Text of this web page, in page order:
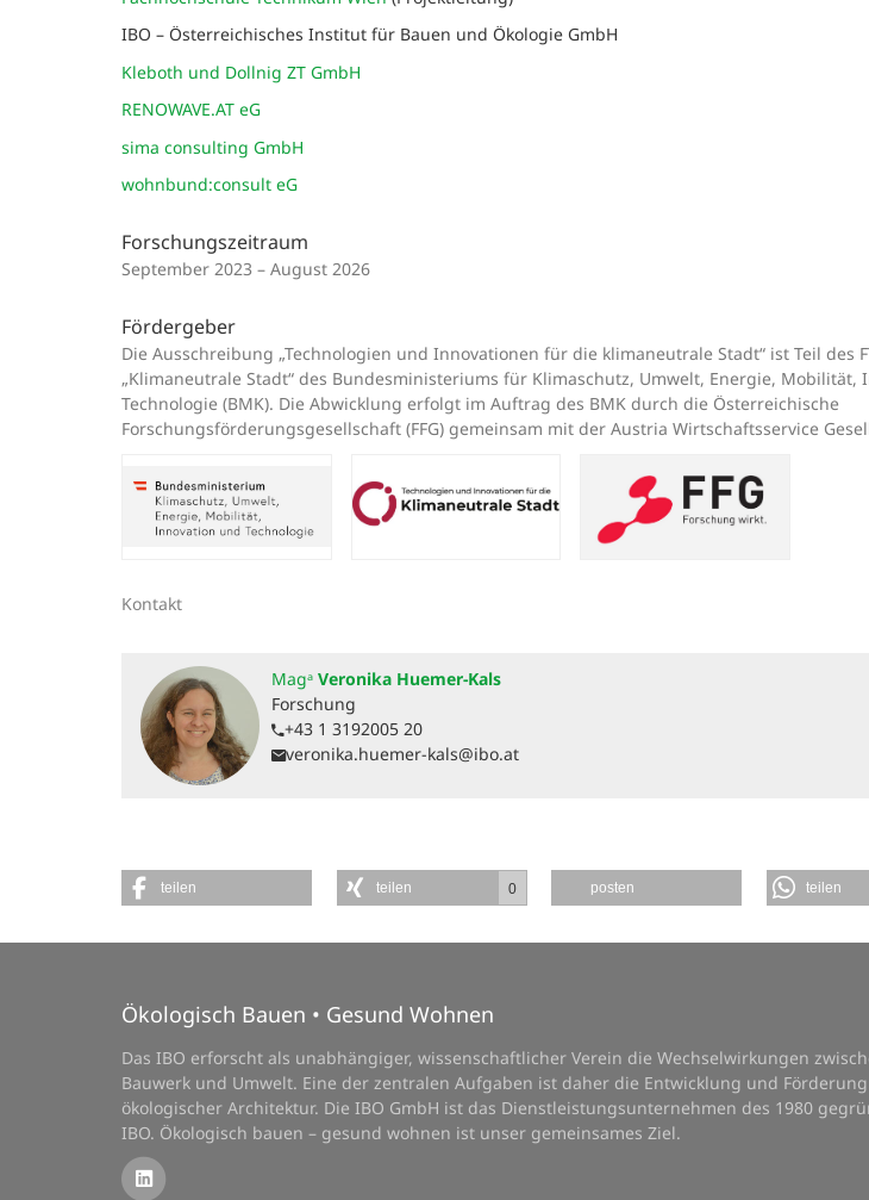
IBO – Österreichisches Institut für Bauen und Ökologie GmbH
Kleboth und Dollnig ZT GmbH
RENOWAVE.AT eG
sima consulting GmbH
wohnbund:consult eG
Forschungszeitraum
September 2023 – August 2026
Fördergeber
Die Ausschreibung „Technologien und Innovationen für die klimaneutrale Stadt“ ist Teil des
„Klimaneutrale Stadt“ des Bundesministeriums für Klimaschutz, Umwelt, Energie, Mobilität,
Technologie (BMK). Die Abwicklung erfolgt im Auftrag des BMK durch die Österreichische
Forschungsförderungsgesellschaft (FFG) gemeinsam mit der Austria Wirtschaftsservice
Kontakt
Magᵃ Veronika Huemer-Kals
Forschung
+43 1 3192005 20
veronika.huemer-kals@ibo.at
teilen teilen 0 posten teilen
Ökologisch Bauen • Gesund Wohnen
Das IBO erforscht als unabhängiger, wissenschaftlicher Verein die Wechselwirkungen
Bauwerk und Umwelt. Eine der zentralen Aufgaben ist daher die Entwicklung und
ökologischer Architektur. Die IBO GmbH ist das Dienstleistungsunternehmen des 1980
IBO. Ökologisch bauen – gesund wohnen ist unser gemeinsames Ziel.